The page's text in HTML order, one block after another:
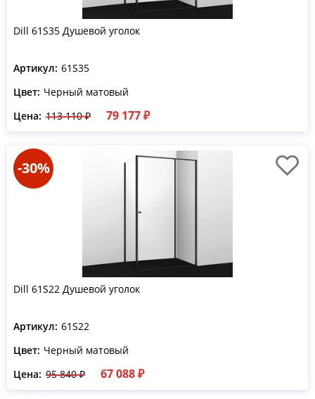
Dill 61S35 Душевой уголок
Артикул: 61S35
Цвет: Черный матовый
Цена: 113 110 ₽ 79 177 ₽
-30%
Dill 61S22 Душевой уголок
Артикул: 61S22
Цвет: Черный матовый
Цена: 95 840 ₽ 67 088 ₽